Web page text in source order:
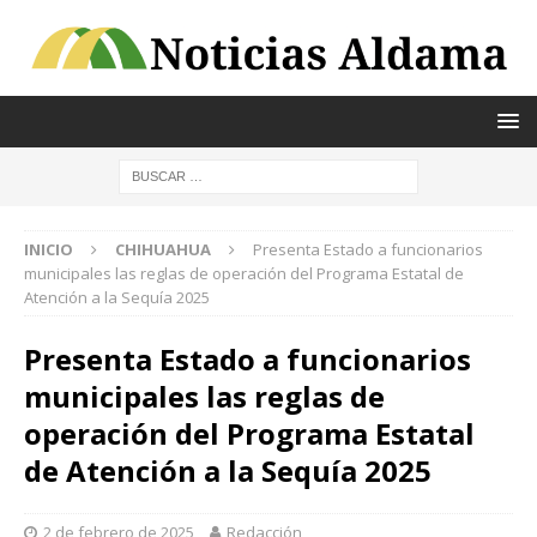
INICIO CHIHUAHUA
Presenta Estado a funcionarios
municipales las reglas de operación del Programa Estatal de
Atención a la Sequía 2025
Presenta Estado a funcionarios
municipales las reglas de
operación del Programa Estatal
de Atención a la Sequía 2025
2 de febrero de 2025 Redacción